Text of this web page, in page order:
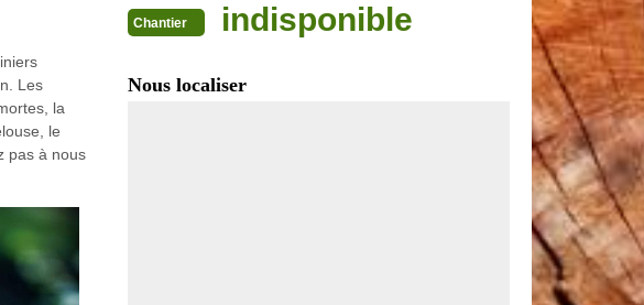
Les
la
le
pas à nous
Chantier indisponible
Nous localiser